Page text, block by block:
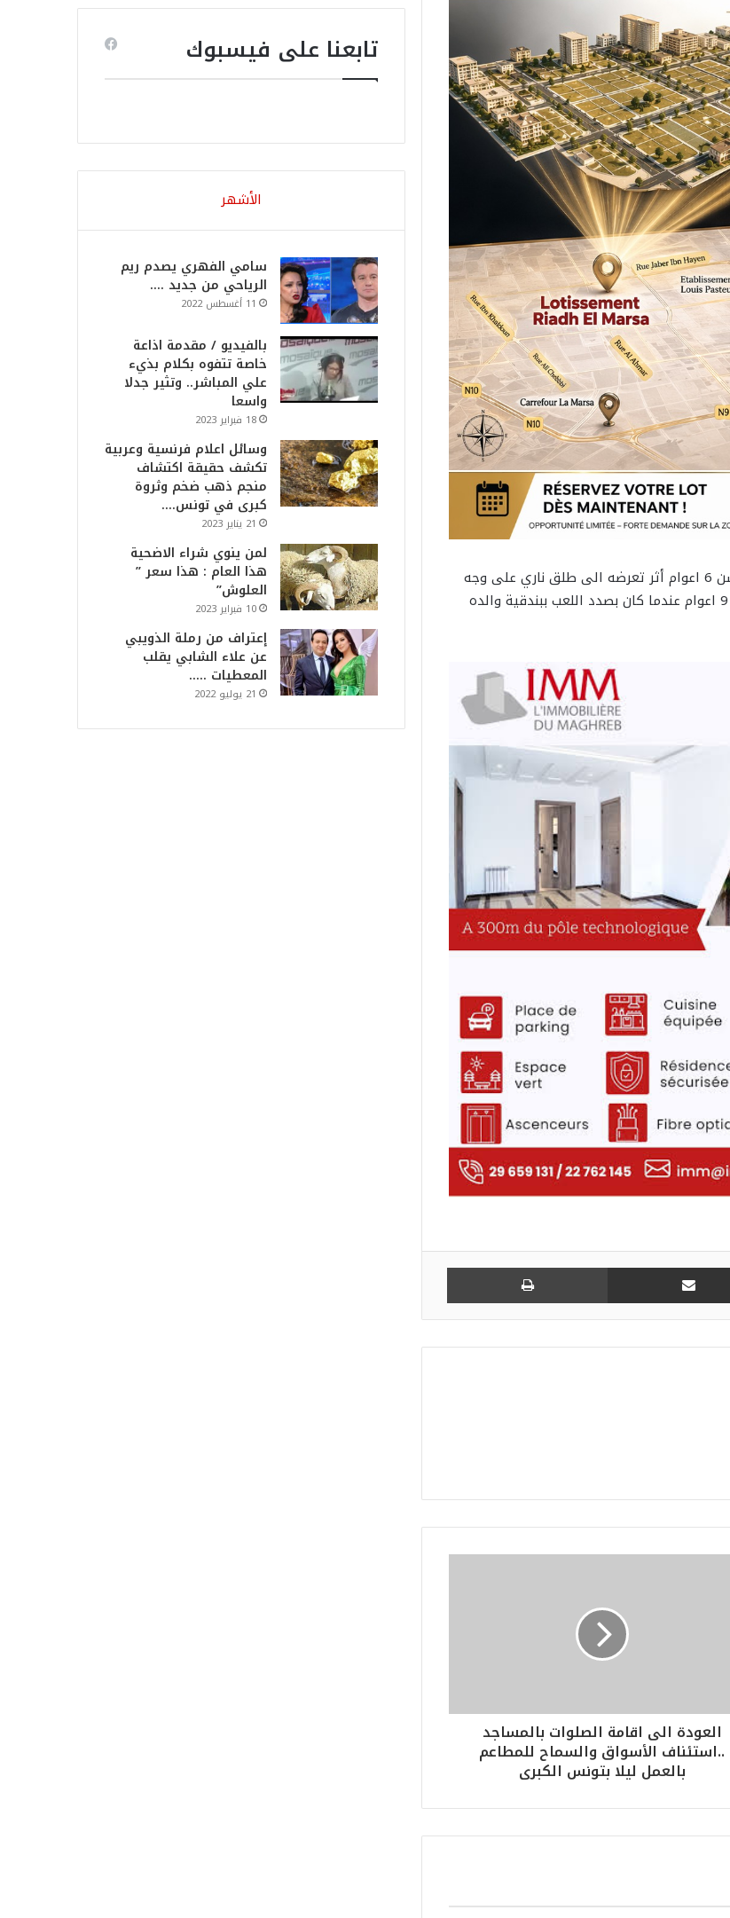
توفي مساء اليوم ،بالسرس من ولاية الكاف طفل يبلغ من السن 6 اعوام أثر تعرضه الى طلق ناري على وجه
الخطأ من بندقية صيد اطلقها شقيقه الأكبر البالغ من السن 9 اعوام عندما كان بصدد اللعب ببندقية والده
مشاركة عبر البريد طباعة
العودة الى اقامة الصلوات بالمساجد
..استئناف الأسواق والسماح للمطاعم
بالعمل ليلا بتونس الكبرى
تابعنا على فيسبوك
الأشهر
سامي الفهري يصدم ريم
الرياحي من جديد ….
11 أغسطس 2022
بالفيديو / مقدمة اذاعة
خاصة تتفوه بكلام بذيء
علي المباشر.. وتثير جدلا
واسعا
18 فبراير 2023
وسائل اعلام فرنسية وعربية
تكشف حقيقة اكتشاف
منجم ذهب ضخم وثروة
كبرى في تونس….
21 يناير 2023
لمن ينوي شراء الاضحية
هذا العام : هذا سعر ”
العلوش”
10 فبراير 2023
إعتراف من رملة الذويبي
عن علاء الشابي يقلب
المعطيات …..
21 يوليو 2022